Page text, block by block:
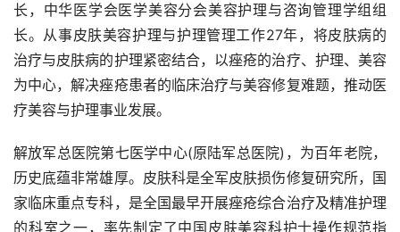
长，中华医学会医学美容分会美容护理与咨询管理学组组
长。从事皮肤美容护理与护理管理工作27年，将皮肤病的
治疗与皮肤病的护理紧密结合，以痤疮的治疗、护理、美容
为中心，解决痤疮患者的临床治疗与美容修复难题，推动医
疗美容与护理事业发展。
解放军总医院第七医学中心(原陆军总医院)，为百年老院，
历史底蕴非常雄厚。皮肤科是全军皮肤损伤修复研究所，国
家临床重点专科，是全国最早开展痤疮综合治疗及精准护理
的科室之一，率先制定了中国皮肤美容科护士操作规范指